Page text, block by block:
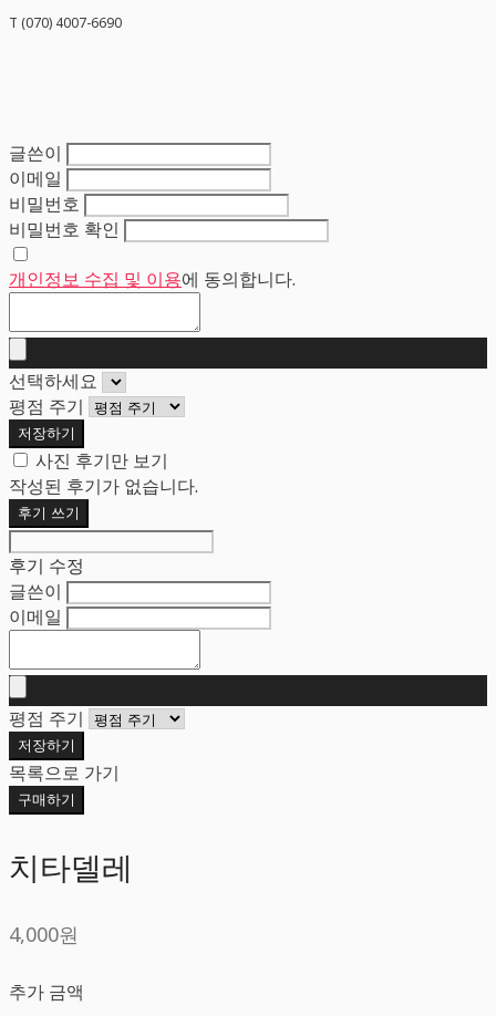
T (070) 4007-6690
글쓴이
이메일
비밀번호
비밀번호 확인
개인정보 수집 및 이용에 동의합니다.
선택하세요
평점 주기
저장하기
사진 후기만 보기
작성된 후기가 없습니다.
후기 쓰기
후기 수정
글쓴이
이메일
평점 주기
저장하기
목록으로 가기
구매하기
치타델레
4,000원
추가 금액